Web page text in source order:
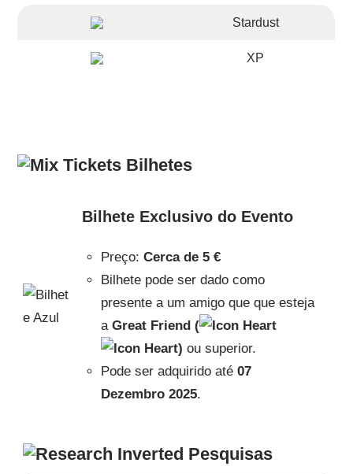
Stardust
XP
Bilhetes
Bilhete Exclusivo do Evento
Preço: Cerca de 5 €
Bilhete pode ser dado como
presente a um amigo que que esteja
a Great Friend (
) ou superior.
Pode ser adquirido até 07
Dezembro 2025.
Pesquisas